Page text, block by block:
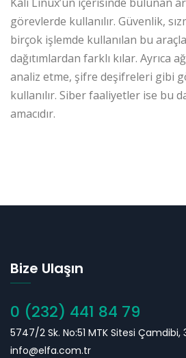
görevlerde kullanılır. Güvenlik,
birçok işlemde kullanılan bu
dağıtımlardan farklı kılar. Ayrıca
analiz etme, şifre deşifreleri gibi
kullanılır. Siber faaliyetler ise bu
amacıdır.
Bize Ulaşın
0 (232) 441 84 79
5747/2 Sk. No:51 MTK Sitesi Çamdibi,
info@elfa.com.tr